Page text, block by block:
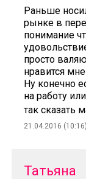
Раньше
рынке в
понимание
просто
нравится
Ну конечно
на работу
так сказать
21.04.2016 (10:16)
Татьяна